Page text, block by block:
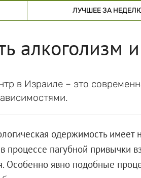
ЛУЧШЕЕ ЗА
алкоголизм
в Израиле – это
одержимость имеет
процессе пагубной привычки
Особенно явно подобные